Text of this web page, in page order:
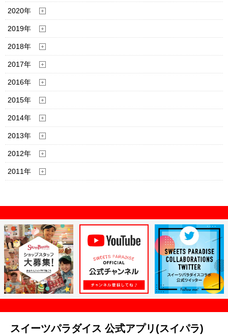
2020年
2019年
2018年
2017年
2016年
2015年
2014年
2013年
2012年
2011年
スイーツパラダイス 公式アプリ(スイパラ)